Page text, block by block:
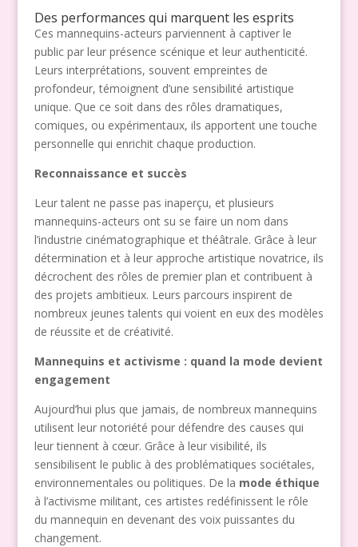
Des performances qui marquent les esprits
Ces mannequins-acteurs parviennent à captiver le
public par leur présence scénique et leur authenticité.
Leurs interprétations, souvent empreintes de
profondeur, témoignent d’une sensibilité artistique
unique. Que ce soit dans des rôles dramatiques,
comiques, ou expérimentaux, ils apportent une touche
personnelle qui enrichit chaque production.
Reconnaissance et succès
Leur talent ne passe pas inaperçu, et plusieurs
mannequins-acteurs ont su se faire un nom dans
l’industrie cinématographique et théâtrale. Grâce à leur
détermination et à leur approche artistique novatrice, ils
décrochent des rôles de premier plan et contribuent à
des projets ambitieux. Leurs parcours inspirent de
nombreux jeunes talents qui voient en eux des modèles
de réussite et de créativité.
Mannequins et activisme : quand la mode devient
engagement
Aujourd’hui plus que jamais, de nombreux mannequins
utilisent leur notoriété pour défendre des causes qui
leur tiennent à cœur. Grâce à leur visibilité, ils
sensibilisent le public à des problématiques sociétales,
environnementales ou politiques. De la mode éthique
à l’activisme militant, ces artistes redéfinissent le rôle
du mannequin en devenant des voix puissantes du
changement.